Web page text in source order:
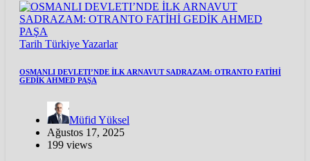
Tarih TürkiyeYazarlar
OSMANLI DEVLETI’NDE İLK ARNAVUT SADRAZAM: OTRANTO FATİHİ
GEDİK AHMED PAŞA
Müfid Yüksel
Ağustos 17, 2025
199 views